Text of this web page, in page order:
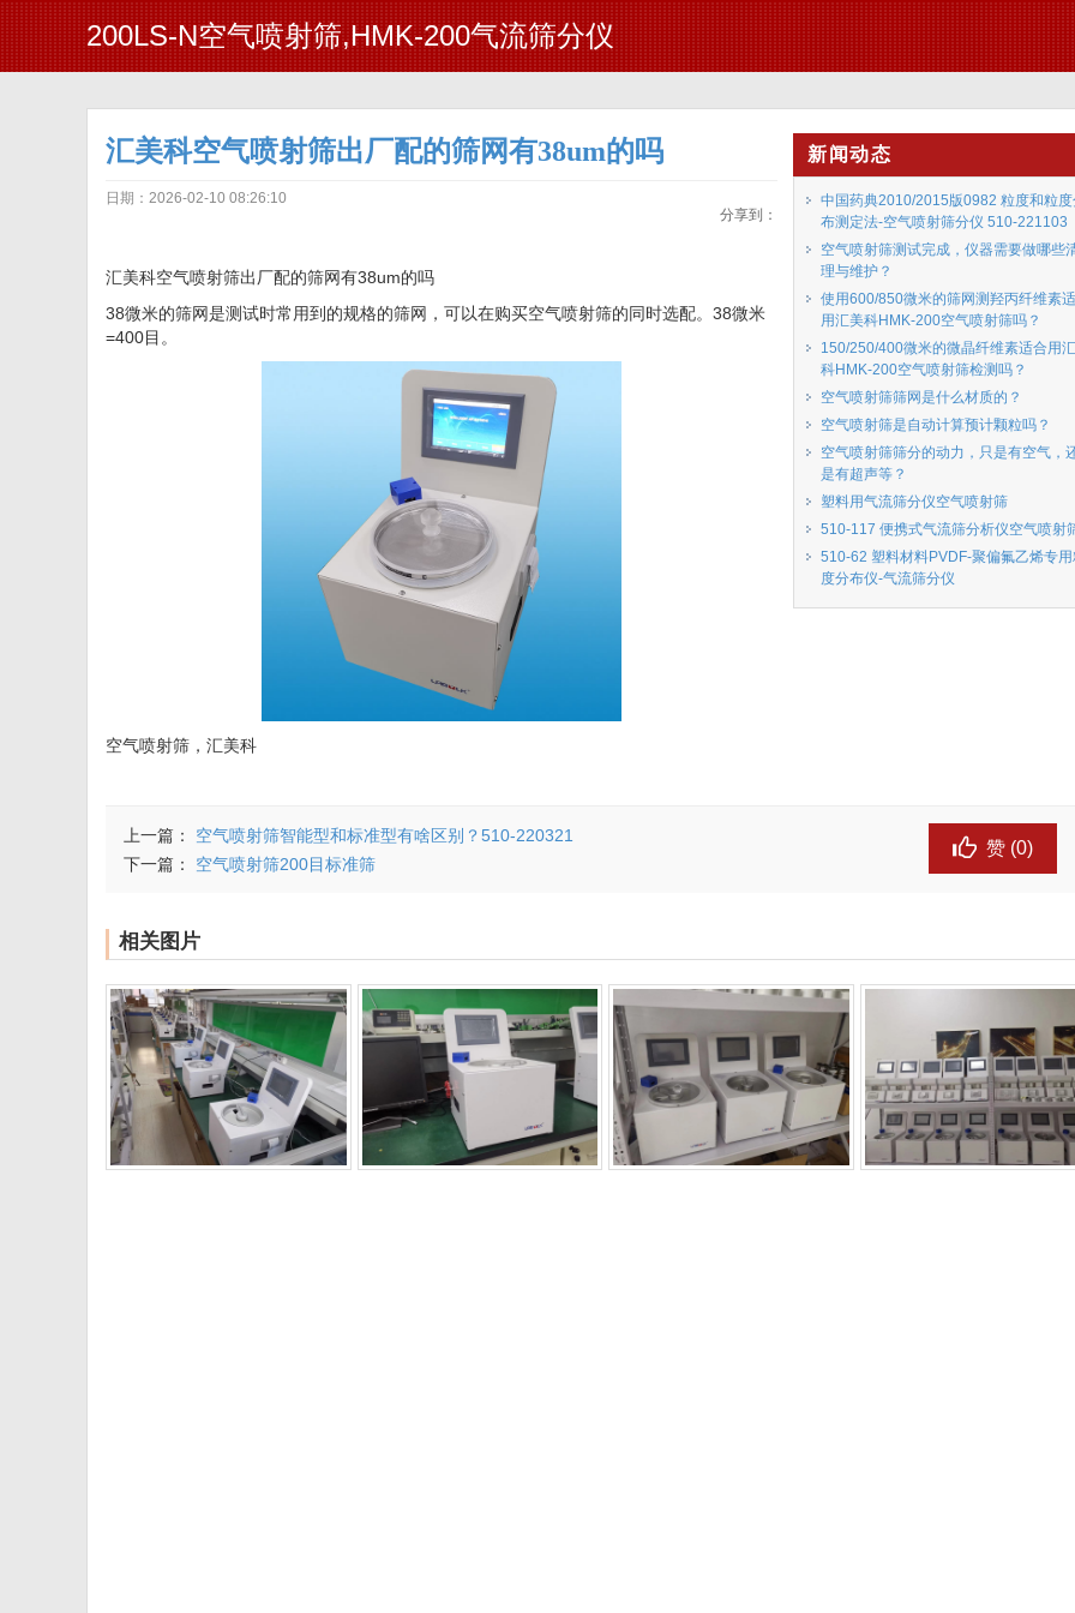
200LS-N空气喷射筛,HMK-200气流筛分仪
新闻动态
中国药典2010/2015版0982 粒度和粒度
布测定法-空气喷射筛分仪 510-221103
空气喷射筛测试完成，仪器需要做哪些
理与维护？
使用600/850微米的筛网测羟丙纤维素
用汇美科HMK-200空气喷射筛吗？
150/250/400微米的微晶纤维素适合用
科HMK-200空气喷射筛检测吗？
空气喷射筛筛网是什么材质的？
空气喷射筛是自动计算预计颗粒吗？
空气喷射筛筛分的动力，只是有空气，
是有超声等？
塑料用气流筛分仪空气喷射筛
510-117 便携式气流筛分析仪空气喷射
510-62 塑料材料PVDF-聚偏氟乙烯专
度分布仪-气流筛分仪
汇美科空气喷射筛出厂配的筛网有38um的吗
日期：2026-02-10 08:26:10
分享到：
汇美科空气喷射筛出厂配的筛网有38um的吗
38微米的筛网是测试时常用到的规格的筛网，可以在购买空气喷射筛的同时选配。38微米
=400目。
空气喷射筛，汇美科
上一篇： 空气喷射筛智能型和标准型有啥区别？510-220321
下一篇： 空气喷射筛200目标准筛
赞 (0)
相关图片